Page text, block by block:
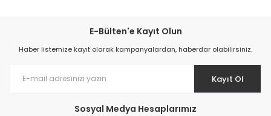
E-Bülten'e Kayıt Olun
Haber listemize kayıt olarak kampanyalardan, haberdar olabilirsiniz.
Kayıt Ol
Sosyal Medya Hesaplarımız